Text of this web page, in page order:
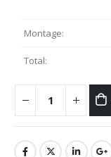
Montage:
Total: